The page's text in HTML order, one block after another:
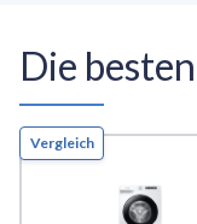
Die
Vergleich